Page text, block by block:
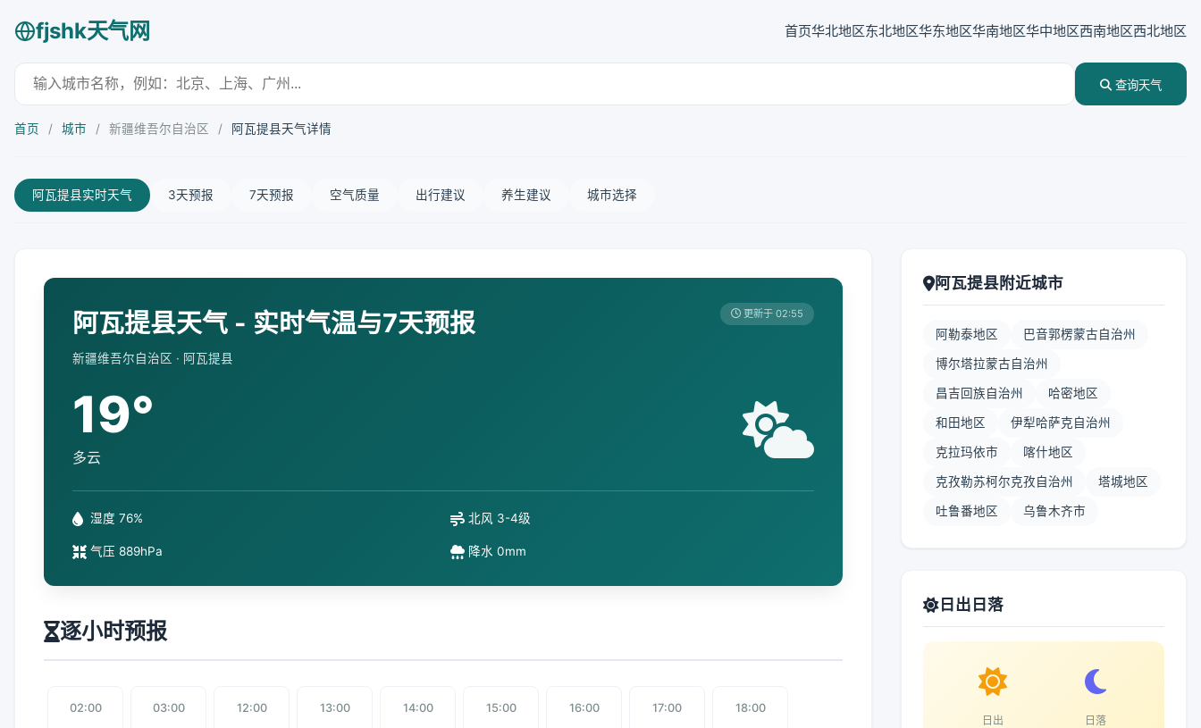
fjshk天气网 首页华北地区东北地区华东地区华南地区华中地区西南地区西北地区
查询天气
首页 / 城市 / 新疆维吾尔自治区 / 阿瓦提县天气详情
阿瓦提县实时天气 3天预报 7天预报 空气质量 出行建议 养生建议 城市选择
阿瓦提县天气 - 实时气温与7天预报
新疆维吾尔自治区 · 阿瓦提县
更新于 02:55
19°
多云
湿度 76% 北风 3-4级
气压 889hPa 降水 0mm
逐小时预报
02:00 03:00 12:00 13:00 14:00 15:00 16:00 17:00 18:00
阿瓦提县附近城市
阿勒泰地区 巴音郭楞蒙古自治州
博尔塔拉蒙古自治州
昌吉回族自治州 哈密地区
和田地区 伊犁哈萨克自治州
克拉玛依市 喀什地区
克孜勒苏柯尔克孜自治州 塔城地区
吐鲁番地区 乌鲁木齐市
日出日落
日出 日落